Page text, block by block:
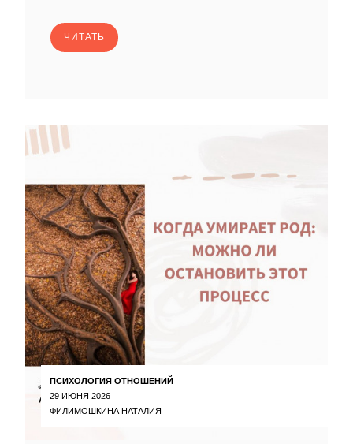
ЧИТАТЬ
ПСИХОЛОГИЯ ОТНОШЕНИЙ
29 ИЮНЯ 2026
ФИЛИМОШКИНА НАТАЛИЯ